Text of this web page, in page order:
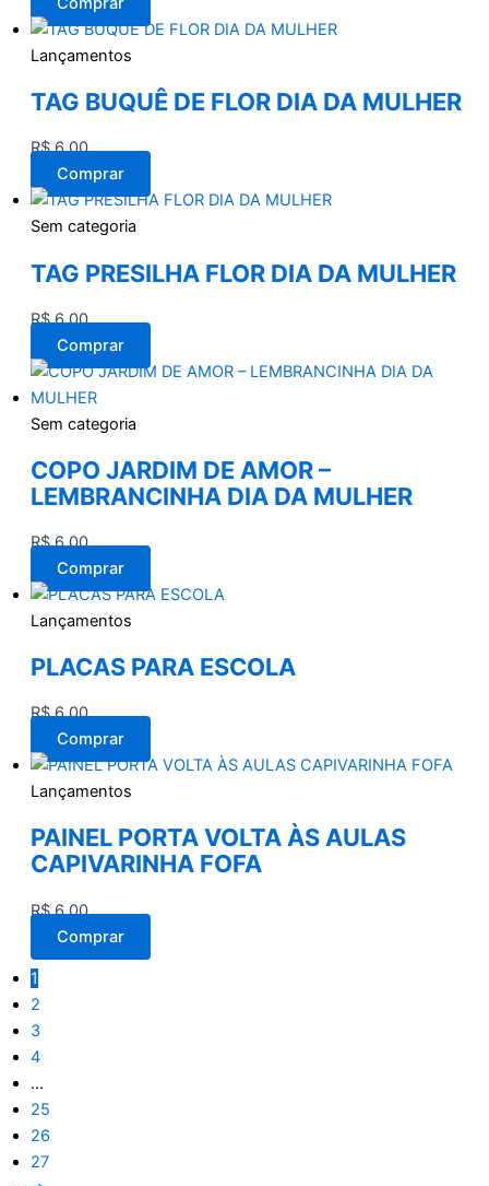
Lançamentos
TAG BUQUÊ DE FLOR DIA DA MULHER
R$6,00
Comprar
Sem categoria
TAG PRESILHA FLOR DIA DA MULHER
R$6,00
Comprar
Sem categoria
COPO JARDIM DE AMOR –
LEMBRANCINHA DIA DA MULHER
R$6,00
Comprar
Lançamentos
PLACAS PARA ESCOLA
R$6,00
Comprar
Lançamentos
PAINEL PORTA VOLTA ÀS AULAS
CAPIVARINHA FOFA
R$6,00
Comprar
1
2
3
4
…
25
26
27